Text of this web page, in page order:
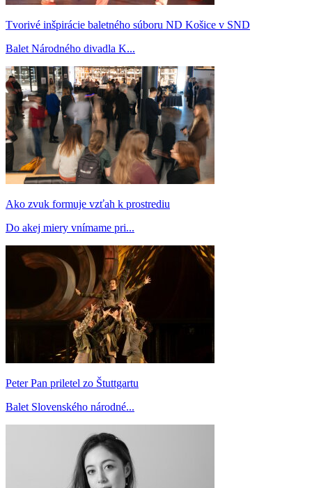
Tvorivé inšpirácie baletného súboru ND Košice v SND
Balet Národného divadla K...
Ako zvuk formuje vzťah k prostrediu
Do akej miery vnímame pri...
Peter Pan priletel zo Štuttgartu
Balet Slovenského národné...